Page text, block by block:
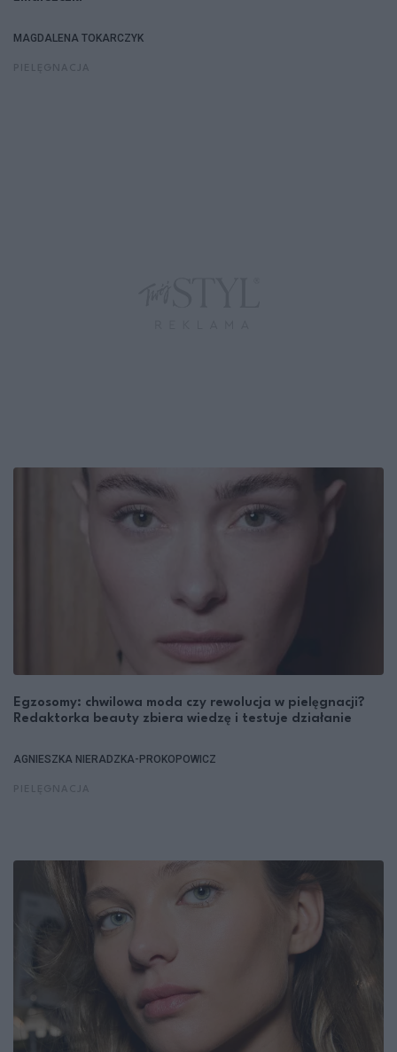
MAGDALENA TOKARCZYK
Egzosomy: chwilowa moda czy rewolucja w pielęgnacji?
Redaktorka beauty zbiera wiedzę i testuje działanie
AGNIESZKA NIERADZKA-PROKOPOWICZ